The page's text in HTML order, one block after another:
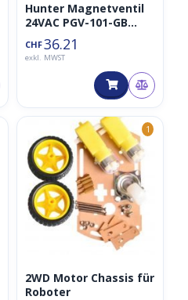
Hunter Magnetventil
24VAC PGV-101-GB
(1Zoll/1», IG)
CHF36.21
exkl. MWST
1
2WD Motor Chassis für
Roboter